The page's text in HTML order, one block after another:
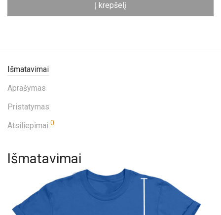
Į krepšelį
Išmatavimai
Aprašymas
Pristatymas
Atsiliepimai 0
Išmatavimai